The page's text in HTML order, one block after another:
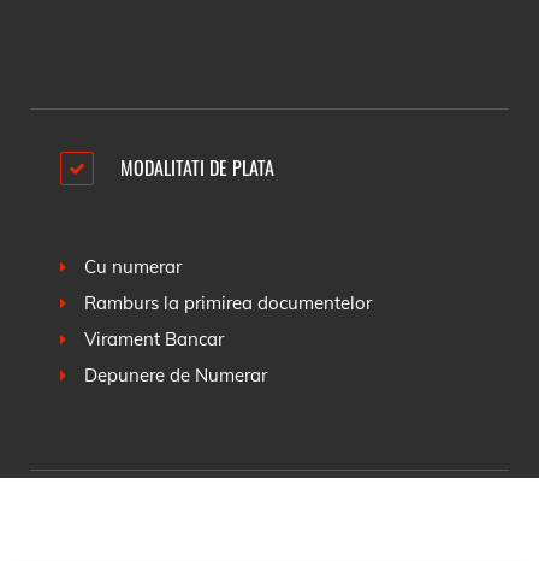
MODALITATI DE PLATA
Cu numerar
Ramburs la primirea documentelor
Virament Bancar
Depunere de Numerar